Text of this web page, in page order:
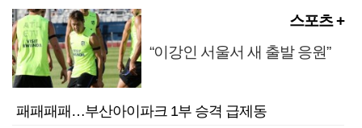
스포츠 +
“이강인 서울서 새 출발 응원”
패패패패…부산아이파크 1부 승격 급제동